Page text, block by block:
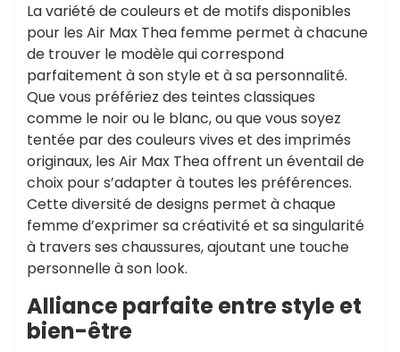
La variété de couleurs et de motifs disponibles
pour les Air Max Thea femme permet à chacune
de trouver le modèle qui correspond
parfaitement à son style et à sa personnalité.
Que vous préfériez des teintes classiques
comme le noir ou le blanc, ou que vous soyez
tentée par des couleurs vives et des imprimés
originaux, les Air Max Thea offrent un éventail de
choix pour s’adapter à toutes les préférences.
Cette diversité de designs permet à chaque
femme d’exprimer sa créativité et sa singularité
à travers ses chaussures, ajoutant une touche
personnelle à son look.
Alliance parfaite entre style et
bien-être